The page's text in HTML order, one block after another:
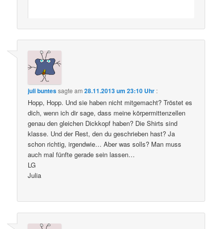
juli buntessagte am28.11.2013 um 23:10 Uhr :
Hopp, Hopp. Und sie haben nicht mitgemacht? Tröstet es
dich, wenn ich dir sage, dass meine körpermittenzellen
genau den gleichen Dickkopf haben? Die Shirts sind
klasse. Und der Rest, den du geschrieben hast? Ja
schon richtig, irgendwie… Aber was solls? Man muss
auch mal fünfte gerade sein lassen…
LG
Julia